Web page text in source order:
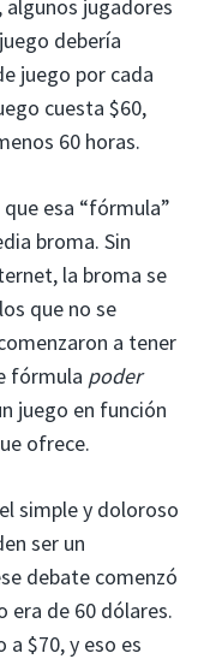
jugadores
debería
juego por cada
cuesta $60,
60 horas.
esa “fórmula”
broma. Sin
la broma se
que no se
a tener
fórmula poder
juego en función
ofrece.
simple y doloroso
ser un
debate comenzó
era de 60 dólares.
$70, y eso es